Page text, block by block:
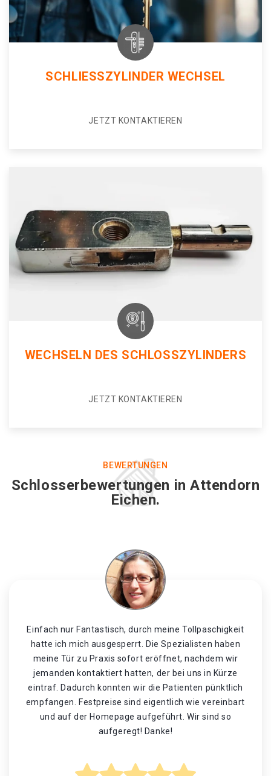
SCHLIESSZYLINDER WECHSEL
JETZT KONTAKTIEREN
WECHSELN DES SCHLOSSZYLINDERS
JETZT KONTAKTIEREN
BEWERTUNGEN
Schlosserbewertungen in Attendorn
Eichen.
Einfach nur Fantastisch, durch meine Tollpaschigkeit
hatte ich mich ausgesperrt. Die Spezialisten haben
meine Tür zu Praxis sofort eröffnet, nachdem wir
jemanden kontaktiert hatten, der bei uns in Kürze
eintraf. Dadurch konnten wir die Patienten pünktlich
empfangen. Festpreise sind eigentlich wie vereinbart
und auf der Homepage aufgeführt. Wir sind so
aufgeregt! Danke!